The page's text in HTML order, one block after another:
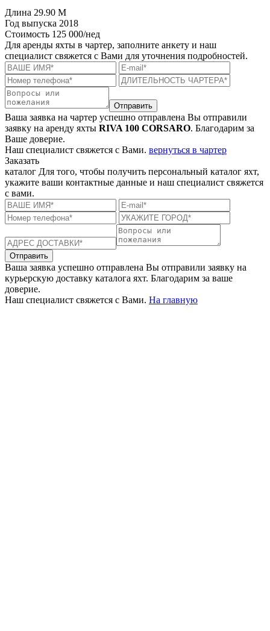
Длина 29.90 M
Год выпуска 2018
Стоимость 125 000/нед
Для аренды яхты в чартер, заполните анкету и наш
специалист свяжется с Вами для уточнения подробностей.
Отправить
Ваша заявка на чартер успешно отправлена Вы отправили
заявку на аренду яхты RIVA 100 CORSARO. Благодарим за
Ваше доверие.
Наш специалист свяжется с Вами. вернуться в чартер
Заказать
каталог Для того, чтобы получить персональный каталог яхт,
укажите ваши контактные данные и наш специалист свяжется
с вами.
Отправить
Ваша заявка успешно отправлена Вы отправили заявку на
курьерскую доставку каталога яхт. Благодарим за ваше
доверие.
Наш специалист свяжется с Вами. На главную